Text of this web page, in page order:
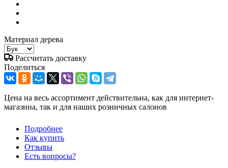
Материал дерева
Рассчитать доставку
Поделиться
Цена на весь ассортимент действительна, как для интернет-
магазина, так и для наших розничных салонов
Подробнее
Как купить
Отзывы
Есть вопросы?